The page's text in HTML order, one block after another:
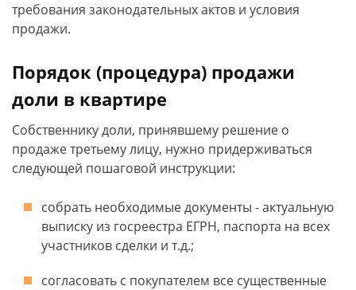
требования законодательных актов и условия
продажи.
Порядок (процедура) продажи
доли в квартире
Собственнику доли, принявшему решение о
продаже третьему лицу, нужно придерживаться
следующей пошаговой инструкции:
собрать необходимые документы - актуальную
выписку из госреестра ЕГРН, паспорта на всех
участников сделки и т.д.;
согласовать с покупателем все существенные